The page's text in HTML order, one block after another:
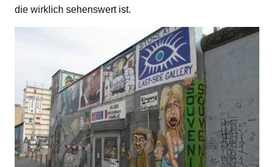
die wirklich sehenswert ist.